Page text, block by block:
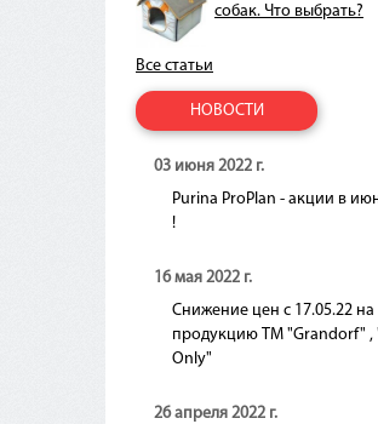
собак. Что выбрать?
Все статьи
НОВОСТИ
03 июня 2022 г.
Purina ProPlan - акции в
!
16 мая 2022 г.
Снижение цен с 17.05.22 на
продукцию ТМ "Grandorf" ,
Only"
26 апреля 2022 г.